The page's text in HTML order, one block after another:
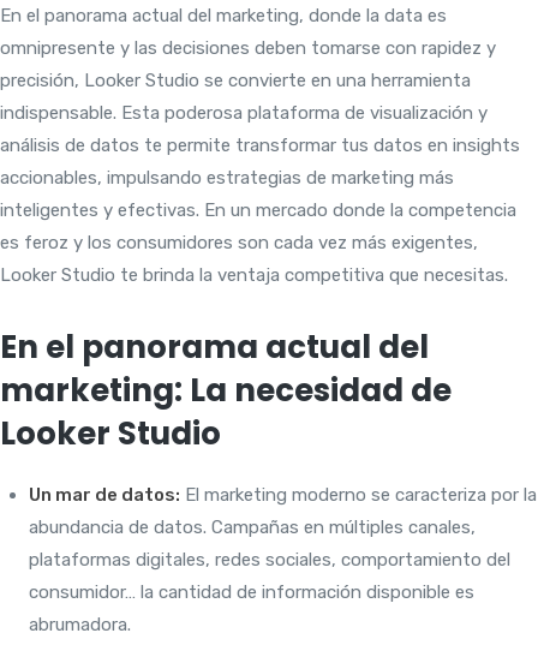
En el panorama actual del marketing, donde la data es
omnipresente y las decisiones deben tomarse con rapidez y
precisión, Looker Studio se convierte en una herramienta
indispensable. Esta poderosa plataforma de visualización y
análisis de datos te permite transformar tus datos en insights
accionables, impulsando estrategias de marketing más
inteligentes y efectivas. En un mercado donde la competencia
es feroz y los consumidores son cada vez más exigentes,
Looker Studio te brinda la ventaja competitiva que necesitas.
En el panorama actual del
marketing: La necesidad de
Looker Studio
Un mar de datos: El marketing moderno se caracteriza por la
abundancia de datos. Campañas en múltiples canales,
plataformas digitales, redes sociales, comportamiento del
consumidor… la cantidad de información disponible es
abrumadora.